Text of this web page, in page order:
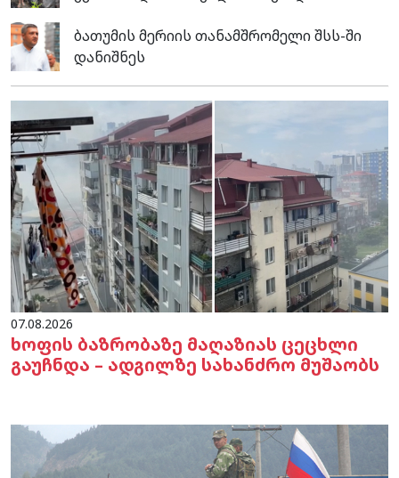
ბათუმის მერიის თანამშრომელი შსს-ში
დანიშნეს
07.08.2026
ხოფის ბაზრობაზე მაღაზიას ცეცხლი
გაუჩნდა – ადგილზე სახანძრო მუშაობს